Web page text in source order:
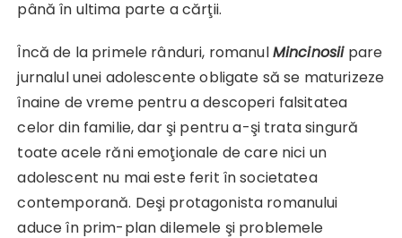
până în ultima parte a cărţii.
Încă de la primele rânduri, romanulMincinosiipare
jurnalul unei adolescente obligate să se maturizeze
înaine de vreme pentru a descoperi falsitatea
celor din familie, dar şi pentru a-şi trata singură
toate acele răni emoţionale de care nici un
adolescent nu mai este ferit în societatea
contemporană. Deşi protagonista romanului
aduce în prim-plan dilemele şi problemele